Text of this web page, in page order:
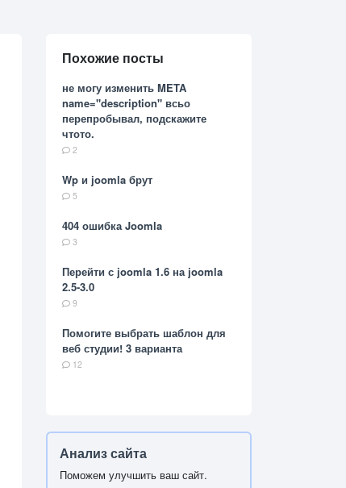
Похожие посты
не могу изменить META
name="description" всьо
перепробывал, подскажите
чтото.
2
Wp и joomla брут
5
404 ошибка Joomla
3
Перейти с joomla 1.6 на joomla
2.5-3.0
9
Помогите выбрать шаблон для
веб студии! 3 варианта
12
Анализ сайта
Поможем улучшить ваш сайт.